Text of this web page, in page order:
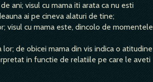
ani; visul cu mama iti arata ca nu esti
ai pe cineva alaturi de tine;
visul cu mama este, dincolo de momentele
de obicei mama din vis indica o atitudine
in functie de relatiile pe care le aveti